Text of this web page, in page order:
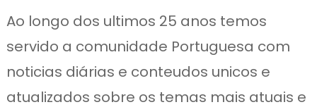
Ao longo dos ultimos 25 anos temos
servido a comunidade Portuguesa com
noticias diárias e conteudos unicos e
atualizados sobre os temas mais atuais e